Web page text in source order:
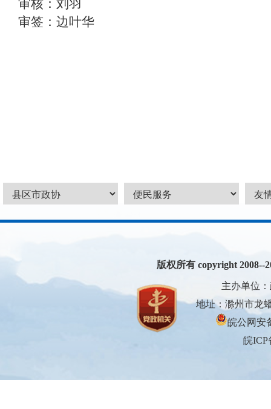
审核：刘羽
审签：边叶华
版权所有 copyright 2008--
主办单位
地址：滁州市龙
皖公网安
皖ICP